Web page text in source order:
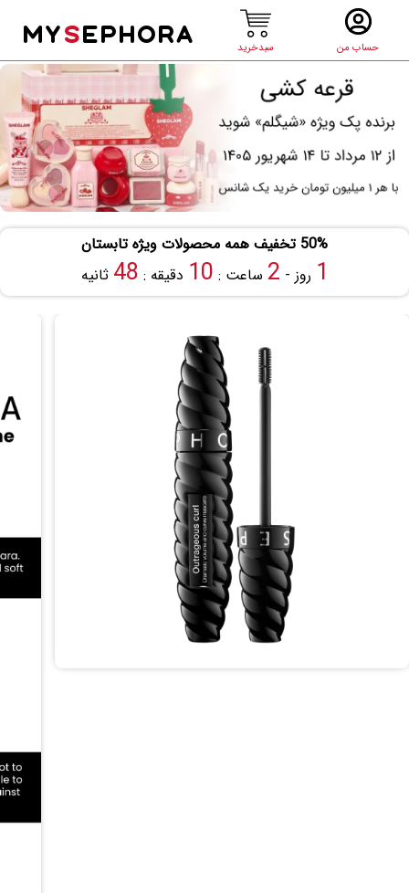
حساب من سبدخرید
MYSEPHORA
50% تخفیف همه محصولات ویژه تابستان
1 روز - 2 ساعت : 10 دقیقه : 47 ثانیه